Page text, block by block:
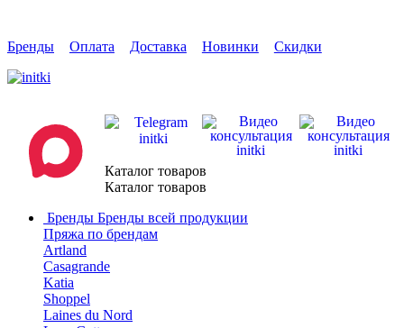
Бренды Оплата Доставка Новинки Скидки
Каталог товаров
Каталог товаров
Бренды Бренды всей продукции
Пряжа по брендам
Artland
Casagrande
Katia
Shoppel
Laines du Nord